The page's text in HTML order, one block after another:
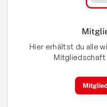
Hier erhältst du alle
Mitgliedschaft